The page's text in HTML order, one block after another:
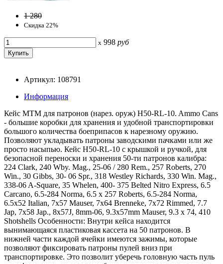
1 280
Скидка 22%
x 998 руб
Артикул: 108791
Информация
Кейс MTM для патронов (нарез. оруж) H50-RL-10. Ammo Cans
- большие коробки для хранения и удобной транспортировки
большого количества боеприпасов к нарезному оружию.
Позволяют укладывать патроны заводскими пачками или же
просто насыпью. Кейс H50-RL-10 с крышкой и ручкой, для
безопасной переноски и хранения 50-ти патронов калибра:
224 Clark, 240 Wby. Mag., 25-06 / 280 Rem., 257 Roberts, 270
Win., 30 Gibbs, 30- 06 Spr., 318 Westley Richards, 330 Win. Mag.,
338-06 A-Square, 35 Whelen, 400- 375 Belted Nitro Express, 6.5
Carcano, 6.5-284 Norma, 6.5 x 257 Roberts, 6.5-284 Norma,
6.5x52 Italian, 7x57 Mauser, 7x64 Brenneke, 7x72 Rimmed, 7.7
Jap, 7x58 Jap., 8x57J, 8mm-06, 9.3x57mm Mauser, 9.3 x 74, 410
Shotshells Особенности: Внутри кейса находится
вынимающаяся пластиковая кассета на 50 патронов. В
нижней части каждой ячейки имеются зажимы, которые
позволяют фиксировать патроны пулей вниз при
транспортировке. Это позволит уберечь головную часть пуль